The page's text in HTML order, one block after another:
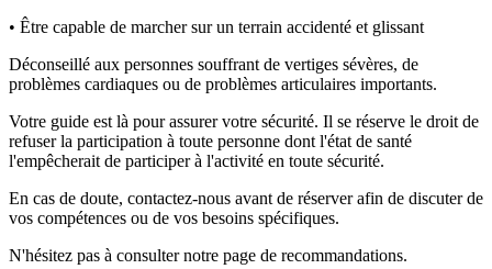
• Être capable de marcher sur un terrain accidenté et glissant
Déconseillé aux personnes souffrant de vertiges sévères, de
problèmes cardiaques ou de problèmes articulaires importants.
Votre guide est là pour assurer votre sécurité. Il se réserve le droit de
refuser la participation à toute personne dont l'état de santé
l'empêcherait de participer à l'activité en toute sécurité.
En cas de doute, contactez-nous avant de réserver afin de discuter de
vos compétences ou de vos besoins spécifiques.
N'hésitez pas à consulter notre page de recommandations.